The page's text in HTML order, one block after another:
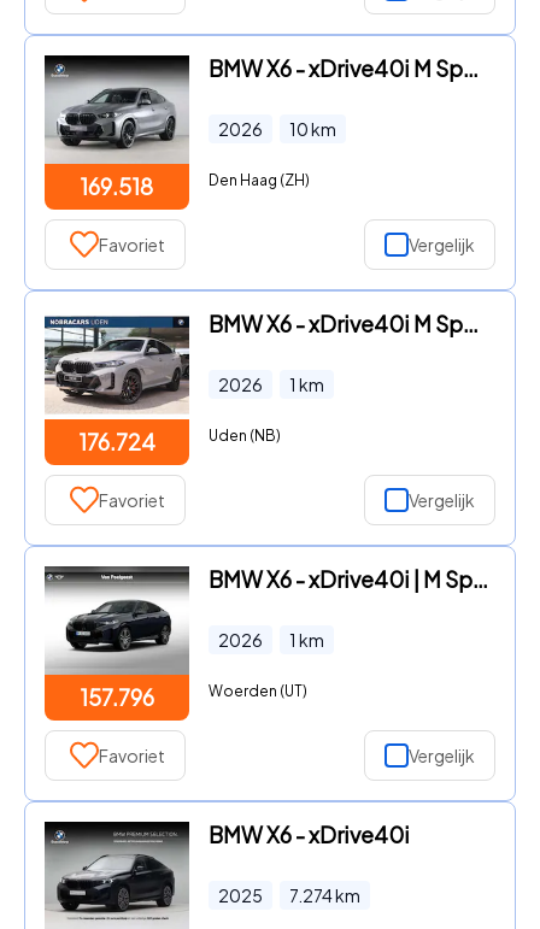
169.518
BMW X6 - xDrive40i M Sport Pro
2026 10km
Den Haag (ZH)
Favoriet Vergelijk
176.724
BMW X6 - xDrive40i M Sport Automaat / Panoramadak / Trekhaak / Bowers
2026 1 km
Uden (NB)
Favoriet Vergelijk
157.796
BMW X6 - xDrive40i | M Sportpakket Pro | Travel Pack | Innovation Pac
2026 1 km
Woerden (UT)
Favoriet Vergelijk
BMW X6 - xDrive40i
2025 7.274km